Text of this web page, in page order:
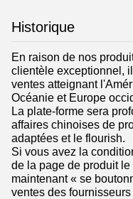
Historique
En raison de nos
clientèle exceptionnel,
ventes atteignant
Océanie et Europe
La plate-forme sera
affaires chinoises de
adaptées et le flourish.
Si vous avez la
de la page de produit
maintenant « se
ventes des